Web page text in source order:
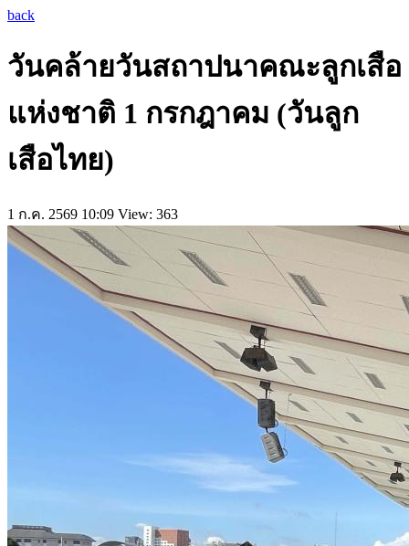
back
วันคล้ายวันสถาปนาคณะลูกเสือ
แห่งชาติ 1 กรกฎาคม (วันลูก
เสือไทย)
1 ก.ค. 2569 10:09 View: 363